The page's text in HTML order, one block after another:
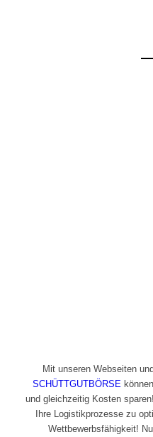
Mit unseren Webseiten
SCHÜTTGUTBÖRSE
und gleichzeitig Kosten
Ihre Logistikprozesse zu
Wettbewerbsfähigkeit!